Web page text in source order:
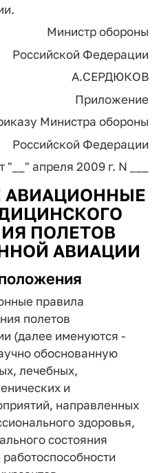
Министр обороны
Российской Федерации
А.СЕРДЮКОВ
Приложение
Министра обороны
Российской Федерации
"__" апреля 2009 г. N ___
АВИАЦИОННЫЕ
ПОЛЕТОВ
АВИАЦИИ
правила
полетов
(далее именуются -
обоснованную
лечебных,
и
направленных
здоровья,
состояния